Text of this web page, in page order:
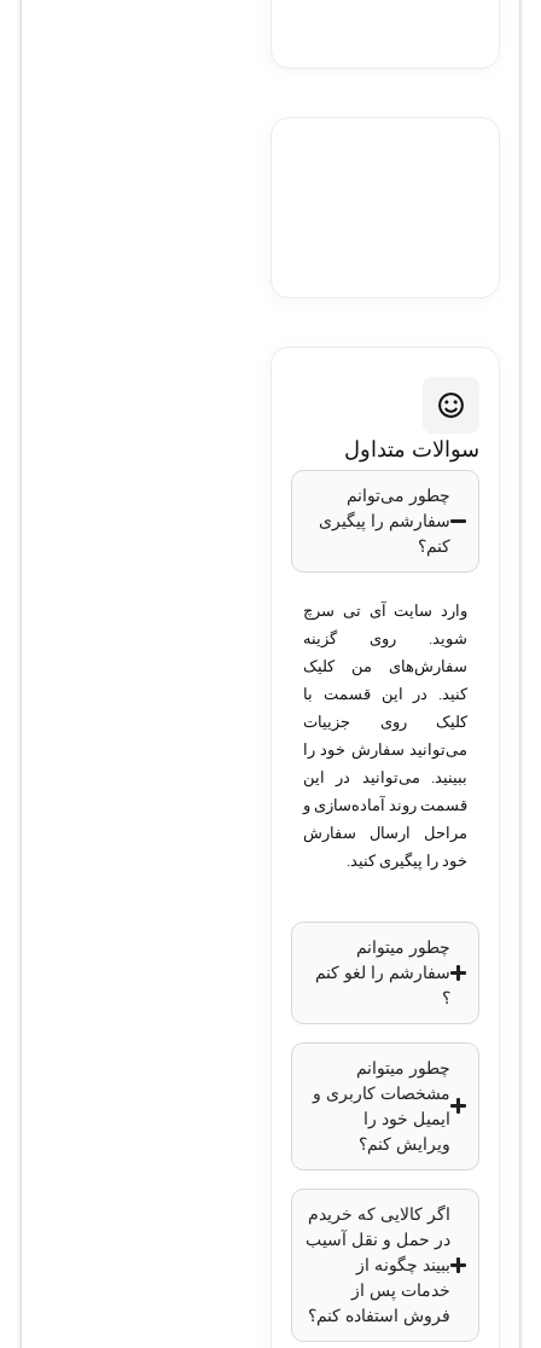
سوالات متداول
چطور می‌توانم
سفارشم را پیگیری
کنم؟
وارد سایت آی تی سرچ
شوید. روی گزینه
سفارش‌های من کلیک
کنید. در این قسمت با
کلیک روی جزییات
می‌توانید سفارش خود را
ببینید. می‌توانید در این
قسمت روند آماده‌سازی و
مراحل ارسال سفارش
خود را پیگیری کنید.
چطور میتوانم
سفارشم را لغو کنم
؟
چطور میتوانم
مشخصات کاربری و
ایمیل خود را
ویرایش کنم؟
اگر کالایی که خریدم
در حمل و نقل آسیب
ببیند چگونه از
خدمات پس از
فروش استفاده کنم؟